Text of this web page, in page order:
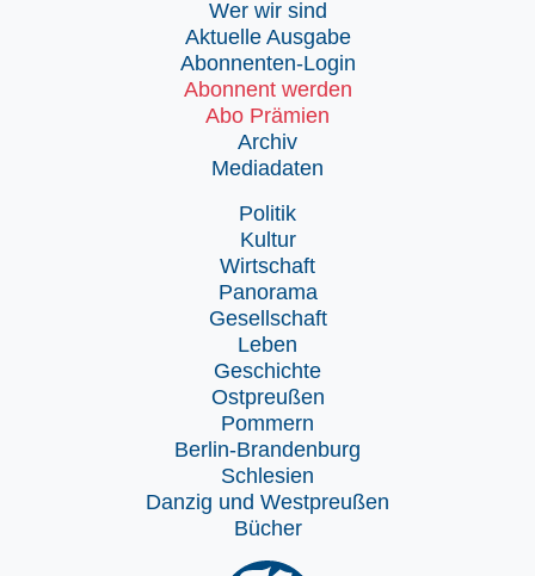
Wer wir sind
Aktuelle Ausgabe
Abonnenten-Login
Abonnent werden
Abo Prämien
Archiv
Mediadaten
Politik
Kultur
Wirtschaft
Panorama
Gesellschaft
Leben
Geschichte
Ostpreußen
Pommern
Berlin-Brandenburg
Schlesien
Danzig und Westpreußen
Bücher